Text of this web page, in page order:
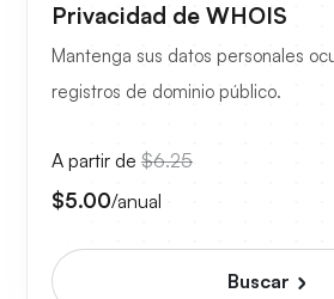
Privacidad de WHOIS
Mantenga sus datos personales
registros de dominio público.
A partir de $6.25
$5.00/anual
Buscar